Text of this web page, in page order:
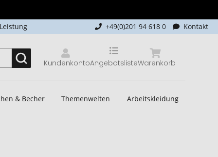
+49(0)201 94 618 0 Kontakt
Kundenkonto Warenkorb
Angebotsliste
& Becher Themenwelten Arbeitskleidung